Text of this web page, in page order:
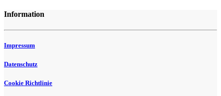
Information
Impressum
Datenschutz
Cookie Richtlinie